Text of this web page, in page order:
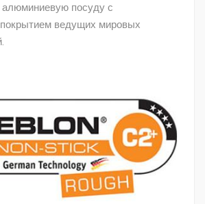
посуду с
ведущих мировых